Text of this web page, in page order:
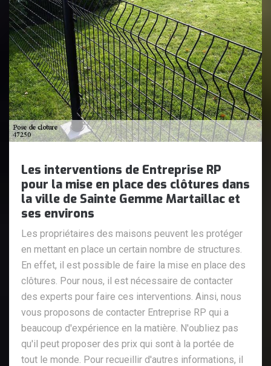
Les interventions de Entreprise RP
pour la mise en place des clôtures dans
la ville de Sainte Gemme Martaillac et
ses environs
Les propriétaires des maisons peuvent les protéger
en mettant en place un certain nombre de structures.
En effet, il est possible de faire la mise en place des
clôtures. Pour nous, il est nécessaire de contacter
des experts pour faire ces interventions. Ainsi, nous
vous proposons de contacter Entreprise RP qui a
beaucoup d'expérience en la matière. N'oubliez pas
qu'il peut proposer des prix qui sont à la portée de
tout le monde. Pour recueillir d'autres informations, il